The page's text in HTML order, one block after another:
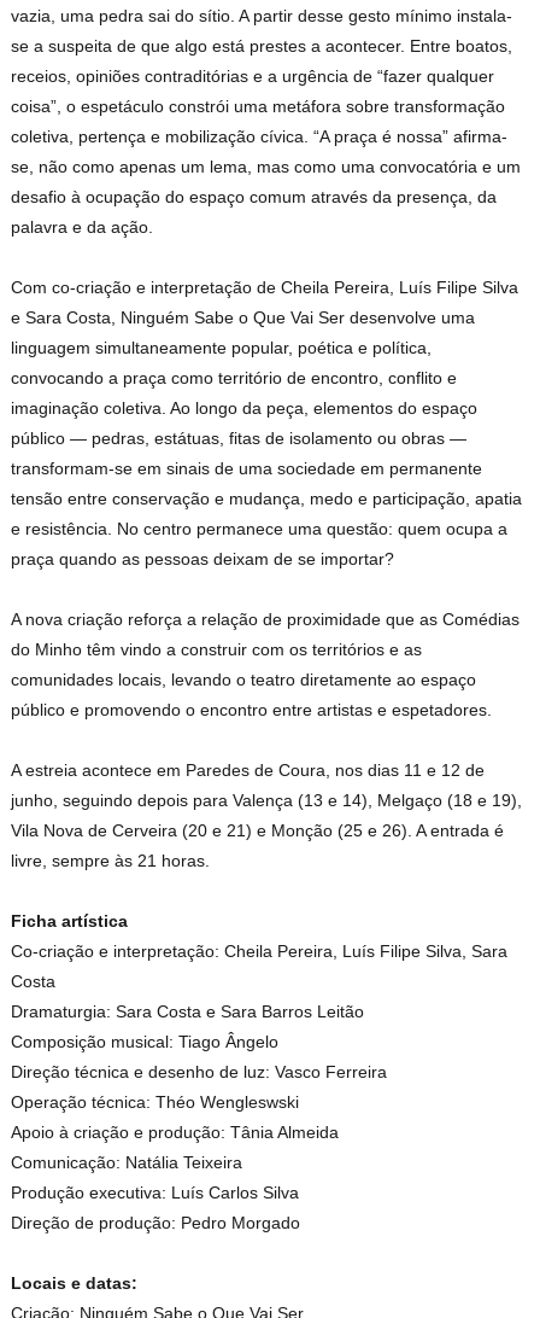
vazia, uma pedra sai do sítio. A partir desse gesto mínimo instala-
se a suspeita de que algo está prestes a acontecer. Entre boatos,
receios, opiniões contraditórias e a urgência de “fazer qualquer
coisa”, o espetáculo constrói uma metáfora sobre transformação
coletiva, pertença e mobilização cívica. “A praça é nossa” afirma-
se, não como apenas um lema, mas como uma convocatória e um
desafio à ocupação do espaço comum através da presença, da
palavra e da ação.
Com co-criação e interpretação de Cheila Pereira, Luís Filipe Silva
e Sara Costa, Ninguém Sabe o Que Vai Ser desenvolve uma
linguagem simultaneamente popular, poética e política,
convocando a praça como território de encontro, conflito e
imaginação coletiva. Ao longo da peça, elementos do espaço
público — pedras, estátuas, fitas de isolamento ou obras —
transformam-se em sinais de uma sociedade em permanente
tensão entre conservação e mudança, medo e participação, apatia
e resistência. No centro permanece uma questão: quem ocupa a
praça quando as pessoas deixam de se importar?
A nova criação reforça a relação de proximidade que as Comédias
do Minho têm vindo a construir com os territórios e as
comunidades locais, levando o teatro diretamente ao espaço
público e promovendo o encontro entre artistas e espetadores.
A estreia acontece em Paredes de Coura, nos dias 11 e 12 de
junho, seguindo depois para Valença (13 e 14), Melgaço (18 e 19),
Vila Nova de Cerveira (20 e 21) e Monção (25 e 26). A entrada é
livre, sempre às 21 horas.
Ficha artística
Co-criação e interpretação: Cheila Pereira, Luís Filipe Silva, Sara
Costa
Dramaturgia: Sara Costa e Sara Barros Leitão
Composição musical: Tiago Ângelo
Direção técnica e desenho de luz: Vasco Ferreira
Operação técnica: Théo Wengleswski
Apoio à criação e produção: Tânia Almeida
Comunicação: Natália Teixeira
Produção executiva: Luís Carlos Silva
Direção de produção: Pedro Morgado
Locais e datas:
Criação: Ninguém Sabe o Que Vai Ser